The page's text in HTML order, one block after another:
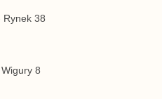
Rynek 38
8